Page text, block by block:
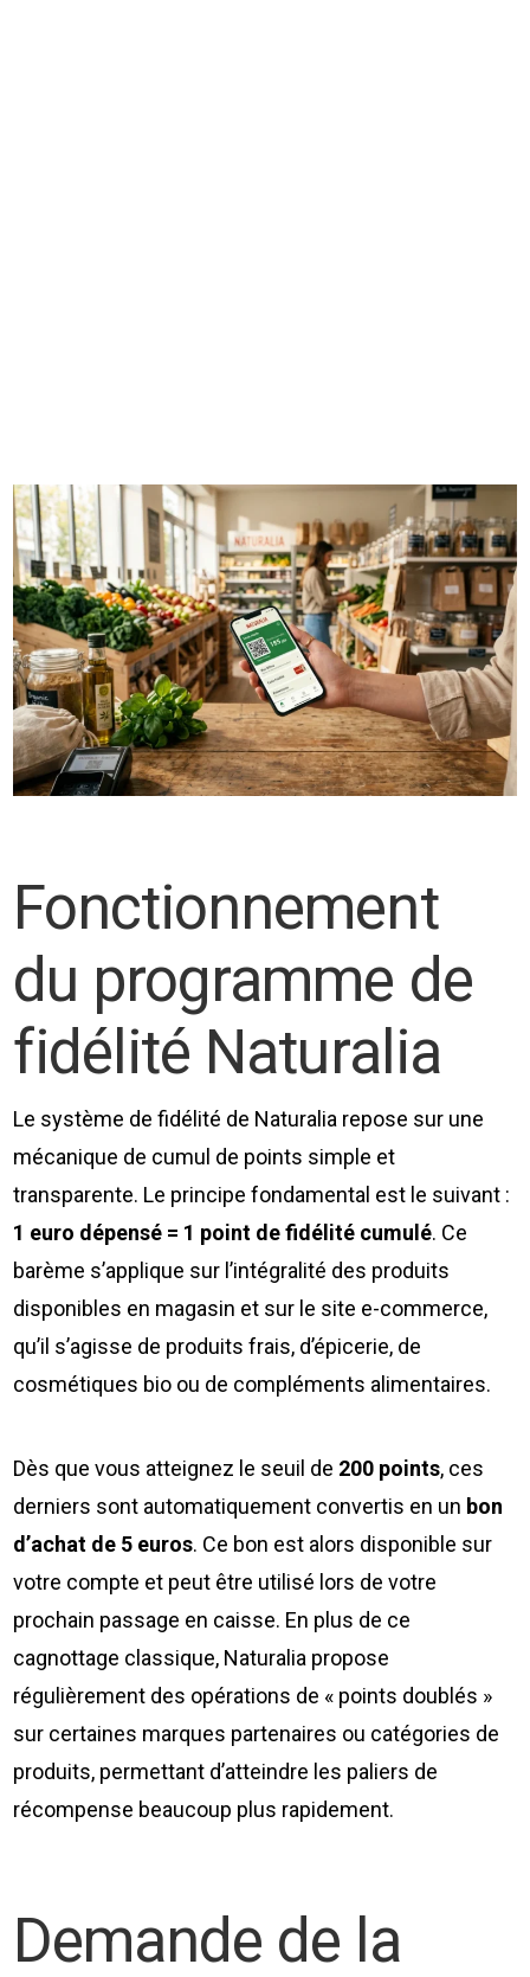
Fonctionnement
du programme de
fidélité Naturalia
Le système de fidélité de Naturalia repose sur une
mécanique de cumul de points simple et
transparente. Le principe fondamental est le suivant :
1 euro dépensé = 1 point de fidélité cumulé. Ce
barème s’applique sur l’intégralité des produits
disponibles en magasin et sur le site e-commerce,
qu’il s’agisse de produits frais, d’épicerie, de
cosmétiques bio ou de compléments alimentaires.
Dès que vous atteignez le seuil de 200 points, ces
derniers sont automatiquement convertis en un bon
d’achat de 5 euros. Ce bon est alors disponible sur
votre compte et peut être utilisé lors de votre
prochain passage en caisse. En plus de ce
cagnottage classique, Naturalia propose
régulièrement des opérations de « points doublés »
sur certaines marques partenaires ou catégories de
produits, permettant d’atteindre les paliers de
récompense beaucoup plus rapidement.
Demande de la